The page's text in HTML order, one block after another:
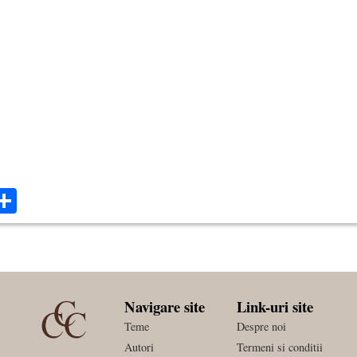
Navigare site
Teme
Autori
Link-uri site
Despre noi
Termeni si conditii